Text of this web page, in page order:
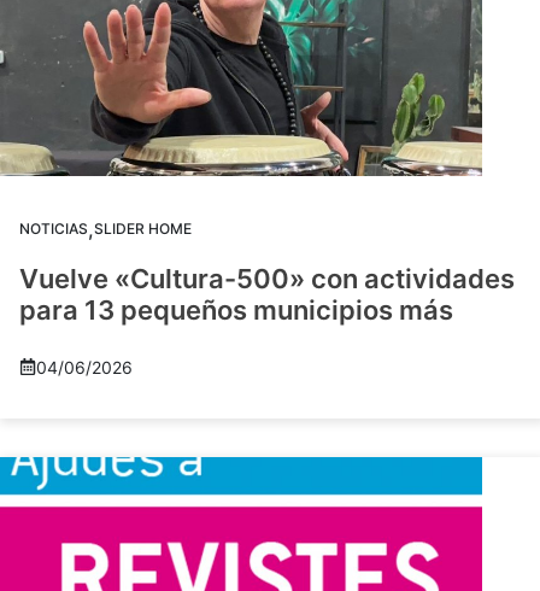
NOTICIAS,SLIDER HOME
Vuelve «Cultura-500» con actividades
para 13 pequeños municipios más
04/06/2026